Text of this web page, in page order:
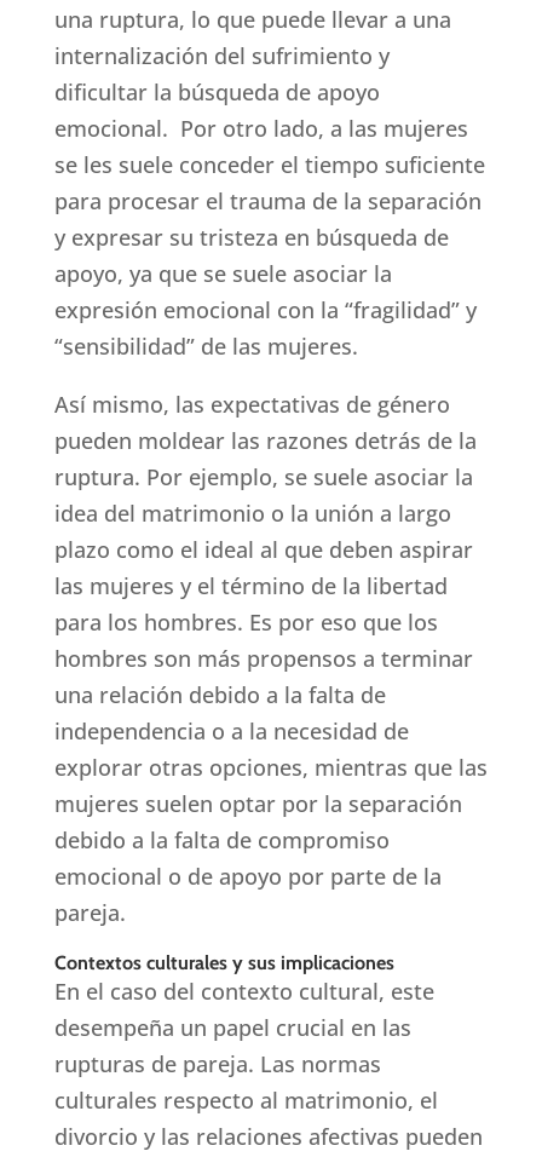
una ruptura, lo que puede llevar a una
internalización del sufrimiento y
dificultar la búsqueda de apoyo
emocional. Por otro lado, a las mujeres
se les suele conceder el tiempo suficiente
para procesar el trauma de la separación
y expresar su tristeza en búsqueda de
apoyo, ya que se suele asociar la
expresión emocional con la “fragilidad” y
“sensibilidad” de las mujeres.
Así mismo, las expectativas de género
pueden moldear las razones detrás de la
ruptura. Por ejemplo, se suele asociar la
idea del matrimonio o la unión a largo
plazo como el ideal al que deben aspirar
las mujeres y el término de la libertad
para los hombres. Es por eso que los
hombres son más propensos a terminar
una relación debido a la falta de
independencia o a la necesidad de
explorar otras opciones, mientras que las
mujeres suelen optar por la separación
debido a la falta de compromiso
emocional o de apoyo por parte de la
pareja.
Contextos culturales y sus implicaciones
En el caso del contexto cultural, este
desempeña un papel crucial en las
rupturas de pareja. Las normas
culturales respecto al matrimonio, el
divorcio y las relaciones afectivas pueden